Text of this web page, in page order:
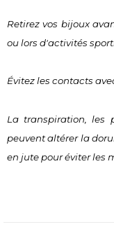
Retirez vos bijoux
ou lors d'activités
Évitez les contacts
La transpiration, les
peuvent altérer la
en jute pour éviter les